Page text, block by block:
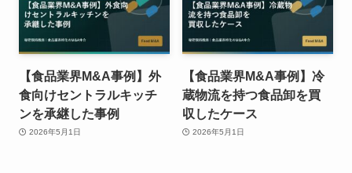
【食品業界M&A事例】外
食向けセントラルキッチ
ンを承継した事例
2026年5月1日
【食品業界M&A事例】冷
蔵物流を持つ食品卸を買
収したケース
2026年5月1日